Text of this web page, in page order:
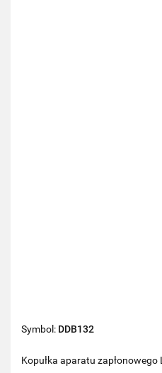
Symbol: DDB132
Kopułka aparatu zapłonowego